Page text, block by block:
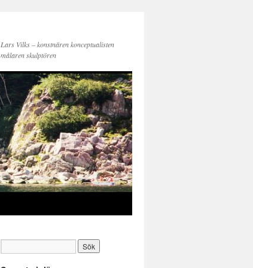
Lars Vilks – konstnären konceptualisten
målaren skulptören